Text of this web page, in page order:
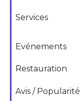
Services
Evénements
Restauration
Avis / Popularité